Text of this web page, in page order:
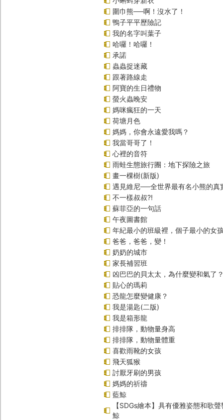
圍巾熊──啊！沒水了！
鴨子平平歷險記
我的名字叫葉子
哈囉！哈囉！
承諾
蟲蟲捉迷藏
跟著路線走
阿寶的生日禮物
螢火蟲晚安
媽咪瘋狂的一天
荷塘月色
媽媽，你會永遠愛我嗎？
我當哥哥了！
心裡的音符
雨蛙生態旅行團：地下探險之旅
畫一棵樹(新版)
遇見維尼──全世界最有名小熊的真
不一樣叔叔?!
蘇菲亞的一句話
午夜圖書館
年紀最小的班級裡，個子最小的女
爸爸，爸爸，變！
奶奶的城市
家長補習班
凶巴巴的貝太太，為什麼變和氣了
貼心的瑪莉
恐龍怎麼變健康？
我是湯匙(二版)
我是箱形龍
排排隊，動物量身高
排排隊，動物量體重
喜歡雨靴的女孩
飛天狐猴
討厭牙刷的男孩
媽媽的祈禱
藍鯨
【SDGs繪本】具有優雅姿態和歌
鯨